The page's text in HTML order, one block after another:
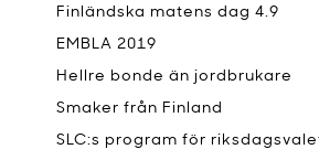
Finländska matens dag 4.9
EMBLA 2019
Hellre bonde än jordbrukare
Smaker från Finland
SLC:s program för